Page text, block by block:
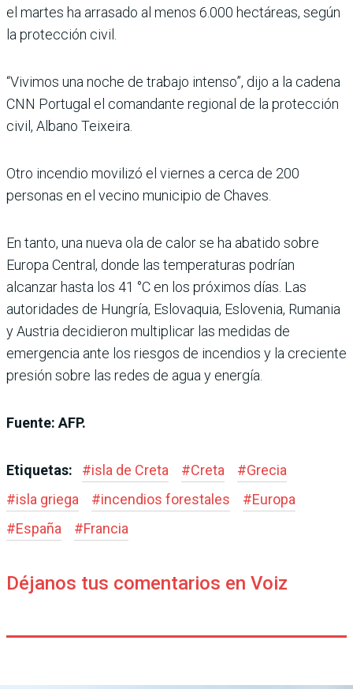
el martes ha arrasado al menos 6.000 hectáreas, según
la protección civil.
“Vivimos una noche de trabajo intenso”, dijo a la cadena
CNN Portugal el comandante regional de la protección
civil, Albano Teixeira.
Otro incendio movilizó el viernes a cerca de 200
personas en el vecino municipio de Chaves.
En tanto, una nueva ola de calor se ha abatido sobre
Europa Central, donde las temperaturas podrían
alcanzar hasta los 41 °C en los próximos días. Las
autoridades de Hungría, Eslovaquia, Eslovenia, Rumania
y Austria decidieron multiplicar las medidas de
emergencia ante los riesgos de incendios y la creciente
presión sobre las redes de agua y energía.
Fuente: AFP.
Etiquetas: #isla de Creta #Creta #Grecia
#isla griega #incendios forestales #Europa
#España #Francia
Déjanos tus comentarios en Voiz